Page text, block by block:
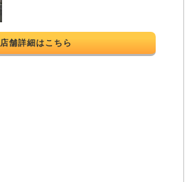
店舗詳細はこちら